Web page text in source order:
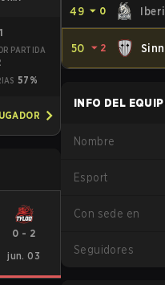
PARTIDA
57%
0 - 2
jun. 03
49 ⏷ 0
50 ⏷ 2
INFO DEL
Nombre
Esport
Con sede en
Seguidores